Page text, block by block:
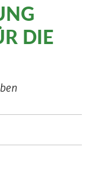
DIE